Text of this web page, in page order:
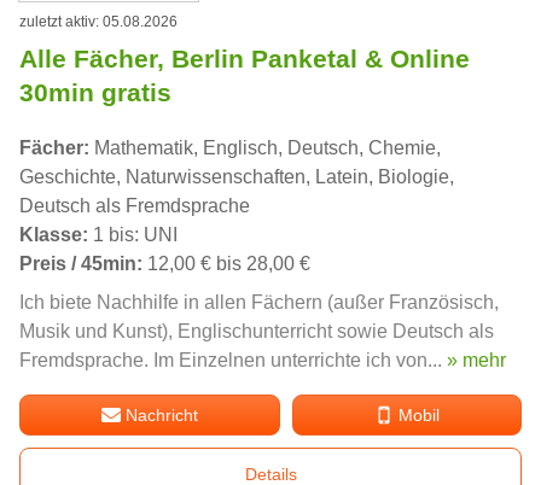
zuletzt aktiv: 05.08.2026
Alle Fächer, Berlin Panketal & Online
30min gratis
Fächer: Mathematik, Englisch, Deutsch, Chemie,
Geschichte, Naturwissenschaften, Latein, Biologie,
Deutsch als Fremdsprache
Klasse: 1 bis: UNI
Preis / 45min: 12,00 € bis 28,00 €
Ich biete Nachhilfe in allen Fächern (außer Französisch,
Musik und Kunst), Englischunterricht sowie Deutsch als
Fremdsprache. Im Einzelnen unterrichte ich von... » mehr
Nachricht Mobil
Details